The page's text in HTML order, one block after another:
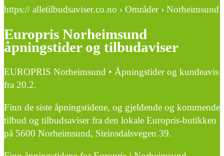
https:// alletilbudsaviser.co.no › Områder › Norheimsund
Europris Norheimsund
åpningstider og tilbudaviser
EUROPRIS Norheimsund • Åpningstider og kundeavis
fra 20.2.
Finn de siste åpningstidene, og gjeldende og kommende
tilbud og tilbudsaviser fra den lokale Europris-butikken
på 5600 Norheimsund, Steinsdalsvegen 39.